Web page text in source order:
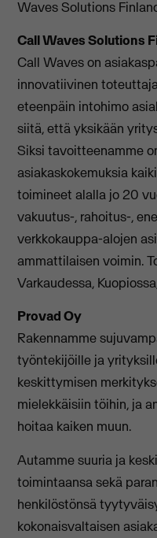
Waves Solutions
Call Waves Solutions
Call Waves on
innovatiivinen
eteenpäin intohimo
siitä, että yksikään
Siksi tavoitteenamme
asiakaskokemuksia
toimineet alalla jo 20
vakuutus-, rahoitus-,
verkkokauppa-alojen
ammattilaisen voimin.
Varkaudessa,
Provad Oy
Rakennamme
työntekijöille ja
keskittymisen
mielekkäisiin töihin, ja
hoitaa kaiken muun.
Autamme suuria ja
toimintaansa sekä
henkilöstönsä
kokonaisvaltaisen